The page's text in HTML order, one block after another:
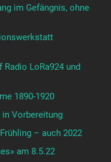
im Gefängnis, ohne
LoRa924 und
1890-1920
Vorbereitung
– auch 2022
am 8.5.22